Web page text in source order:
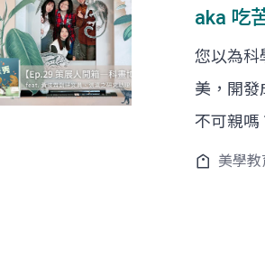
aka 吃
您以為科
美，開發
不可親嗎
美學教